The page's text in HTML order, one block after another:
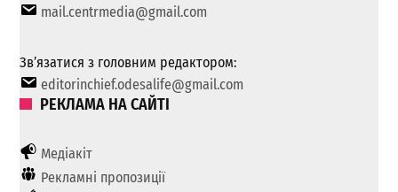
mail.centrmedia@gmail.com
Зв’язатися з головним редактором:
editorinchief.odesalife@gmail.com
РЕКЛАМА НА САЙТІ
Медіакіт
Рекламні пропозиції